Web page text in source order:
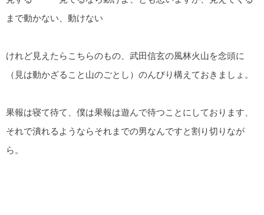
まで動かない、動けない
けれど見えたらこちらのもの、武田信玄の風林火山を念頭に
（見は動かざること山のごとし）のんびり構えておきましょ。
果報は寝て待て、僕は果報は遊んで待つことにしております、
それで潰れるようならそれまでの男なんですと割り切りなが
ら。